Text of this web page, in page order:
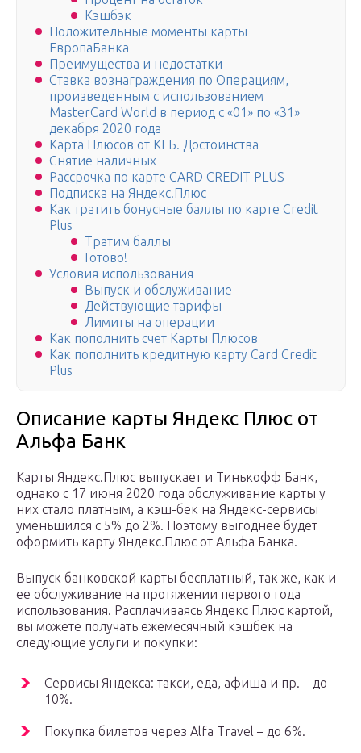
Кэшбэк
Положительные моменты карты
ЕвропаБанка
Преимущества и недостатки
Ставка вознаграждения по Операциям,
произведенным с использованием
MasterCard World в период с «01» по «31»
декабря 2020 года
Карта Плюсов от КЕБ. Достоинства
Снятие наличных
Рассрочка по карте CARD CREDIT PLUS
Подписка на Яндекс.Плюс
Как тратить бонусные баллы по карте Credit
Plus
Тратим баллы
Готово!
Условия использования
Выпуск и обслуживание
Действующие тарифы
Лимиты на операции
Как пополнить счет Карты Плюсов
Как пополнить кредитную карту Card Credit
Plus
Описание карты Яндекс Плюс от
Альфа Банк
Карты Яндекс.Плюс выпускает и Тинькофф Банк,
однако с 17 июня 2020 года обслуживание карты у
них стало платным, а кэш-бек на Яндекс-сервисы
уменьшился с 5% до 2%. Поэтому выгоднее будет
оформить карту Яндекс.Плюс от Альфа Банка.
Выпуск банковской карты бесплатный, так же, как и
ее обслуживание на протяжении первого года
использования. Расплачиваясь Яндекс Плюс картой,
вы можете получать ежемесячный кэшбек на
следующие услуги и покупки:
Сервисы Яндекса: такси, еда, афиша и пр. – до
10%.
Покупка билетов через Alfa Travel – до 6%.